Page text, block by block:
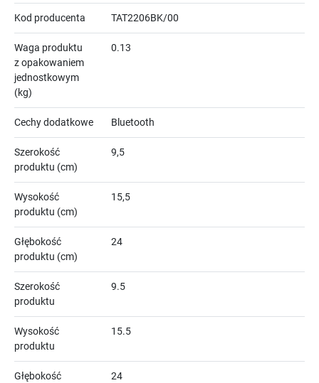
Kod producenta TAT2206BK/00
Waga produktu
z opakowaniem
jednostkowym
(kg)
0.13
Cechy dodatkowe Bluetooth
Szerokość
produktu (cm)
9,5
Wysokość
produktu (cm)
15,5
Głębokość
produktu (cm)
24
Szerokość
produktu
9.5
Wysokość
produktu
15.5
Głębokość
24